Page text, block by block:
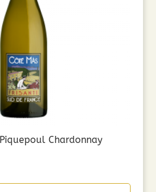
Chardonnay